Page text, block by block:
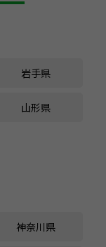
岩手県
山形県
神奈川県